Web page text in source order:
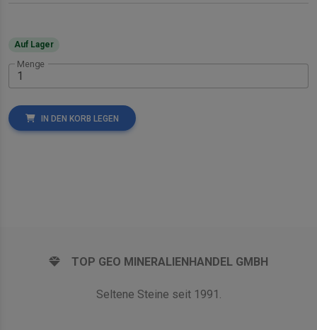
Auf Lager
Menge
IN DEN KORB LEGEN
TOP GEO MINERALIENHANDEL GMBH
Seltene Steine seit 1991.